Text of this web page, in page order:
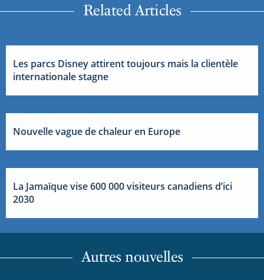
Related Articles
Les parcs Disney attirent toujours mais la clientèle
internationale stagne
Nouvelle vague de chaleur en Europe
La Jamaïque vise 600 000 visiteurs canadiens d’ici
2030
Autres nouvelles